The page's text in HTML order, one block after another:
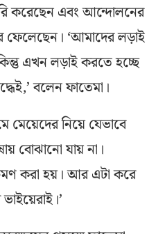
করেছেন এবং আন্দোলনের
‘আমাদের লড়াই
এখন লড়াই করতে হচ্ছে
বলেন ফাতেমা।
মেয়েদের নিয়ে যেভাবে
বোঝানো যায় না।
করা হয়। আর এটা করে